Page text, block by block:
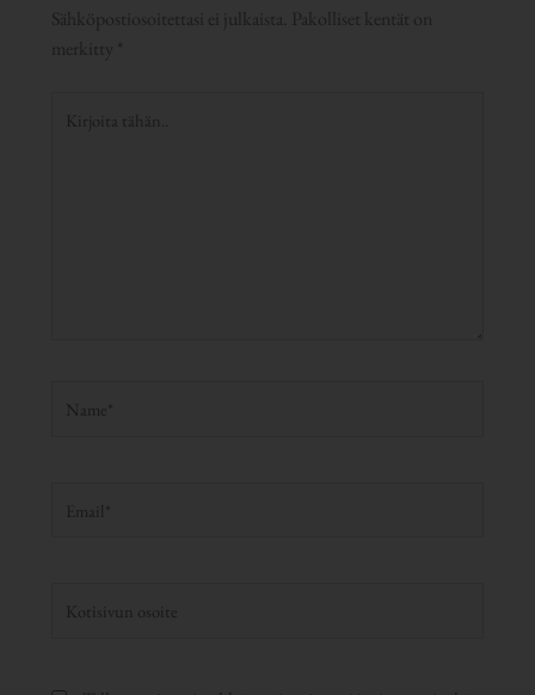
Sähköpostiosoitettasi ei julkaista. Pakolliset kentät on
merkitty *
tähän..